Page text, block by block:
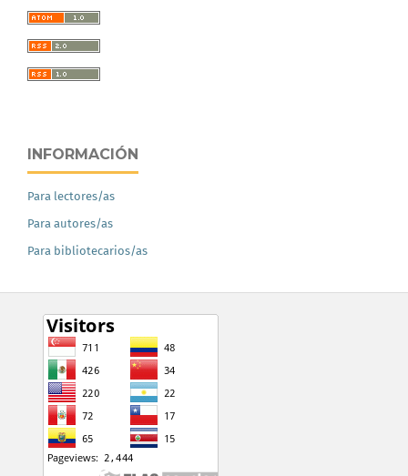
INFORMACIÓN
Para lectores/as
Para autores/as
Para bibliotecarios/as